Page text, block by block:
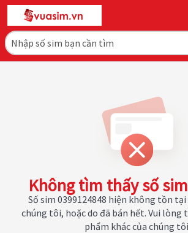
Không tìm thấy số
Số sim 0399124848 hiện không tồn
chúng tôi, hoặc do đã bán hết. Vui lòng
phẩm khác của chúng